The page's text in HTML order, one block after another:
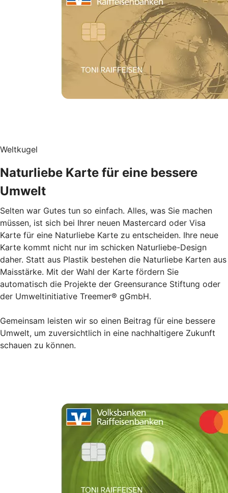
Weltkugel
Naturliebe Karte für eine bessere
Umwelt
Selten war Gutes tun so einfach. Alles, was Sie machen
müssen, ist sich bei Ihrer neuen Mastercard oder Visa
Karte für eine Naturliebe Karte zu entscheiden. Ihre neue
Karte kommt nicht nur im schicken Naturliebe-Design
daher. Statt aus Plastik bestehen die Naturliebe Karten aus
Maisstärke. Mit der Wahl der Karte fördern Sie
automatisch die Projekte der Greensurance Stiftung oder
der Umweltinitiative Treemer® gGmbH.
Gemeinsam leisten wir so einen Beitrag für eine bessere
Umwelt, um zuversichtlich in eine nachhaltigere Zukunft
schauen zu können.